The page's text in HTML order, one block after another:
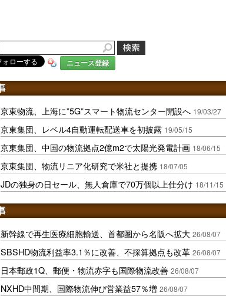
ニュース登録
京東物流、上海に”5G”スマート物流センター開設へ 19/03/27
京東集団、レベル4自動運転配送車を初披露 19/05/15
京東集団、中国の物流拠点2億m2で太陽光発電計画 18/06/15
京東集団、物流リニア化研究で米社と提携 18/07/05
JDの独身の日セール、無人倉庫で70万個以上仕分け 18/11/15
新幹線で再生医療細胞輸送、首都圏から名阪へ拡大 26/08/07
SBSHD物流利益率3.1％に改善、不採算拠点も改革 26/08/07
日本郵政1Q、郵便・物流赤字も国際物流改善 26/08/07
NXHD中間期、国際物流伸び営業益57％増 26/08/07